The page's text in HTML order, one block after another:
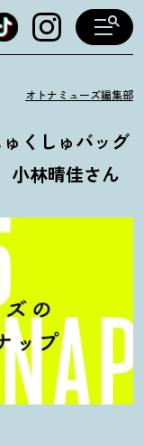
オトナミューズ編集部
くしゅバッグ
小林晴佳さん